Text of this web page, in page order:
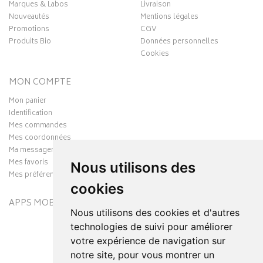
Nous utilisons des
cookies
Nous utilisons des cookies et d'autres
technologies de suivi pour améliorer
votre expérience de navigation sur
notre site, pour vous montrer un
Marques & Labos
Nouveautés
Promotions
Produits Bio
Livraison
Mentions légales
CGV
Données personnelles
Cookies
MON COMPTE
Mon panier
Identification
Mes commandes
Mes coordonnées
Ma messagerie
Mes favoris
Mes préférences Cookies
APPS MOBILES